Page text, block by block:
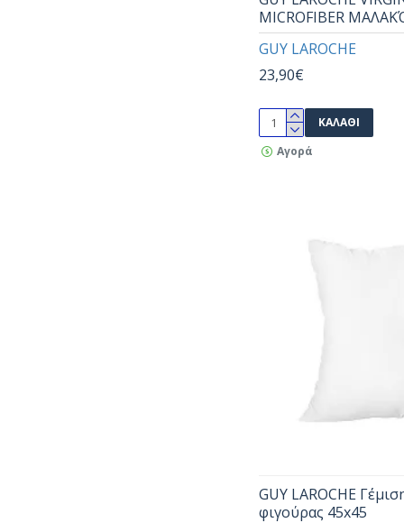
GUY LAROCHE
MICROFIBER
23,90€
ΚΑΛΆΘΙ
Αγορά
GUY LAROCHE
φιγούρας 45x45